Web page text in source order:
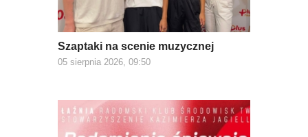
Szaptaki na scenie muzycznej
05 sierpnia 2026, 09:50